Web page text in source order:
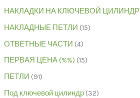
НАКЛАДКИ НА КЛЮЧЕВОЙ ЦИЛИНДР
НАКЛАДНЫЕ ПЕТЛИ 15
ОТВЕТНЫЕ ЧАСТИ 4
ПЕРВАЯ ЦЕНА (%%) 15
ПЕТЛИ 91
Под ключевой цилиндр 32